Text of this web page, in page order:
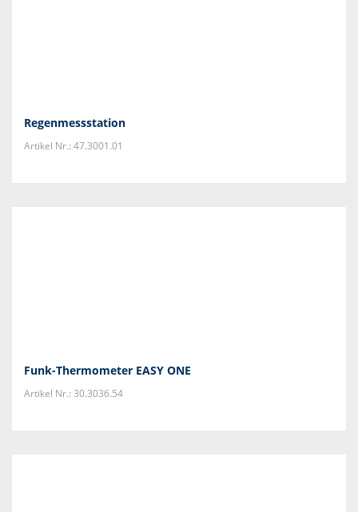
Regenmessstation
Artikel Nr.: 47.3001.01
Funk-Thermometer EASY ONE
Artikel Nr.: 30.3036.54